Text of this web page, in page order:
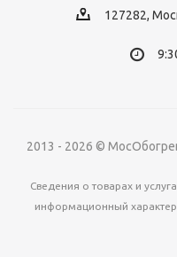
127282,
2013 - 2026 ©
Сведения о товарах и
информационный